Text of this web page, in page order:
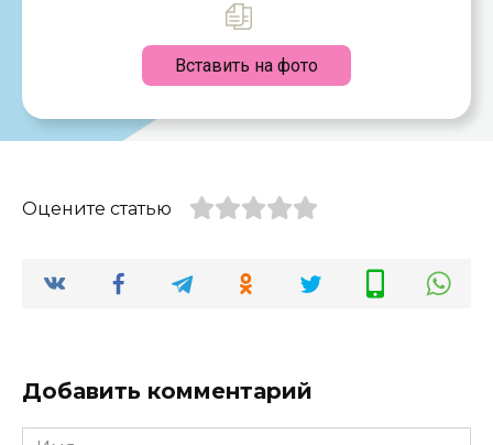
Вставить на фото
Оцените статью
Добавить комментарий
Имя